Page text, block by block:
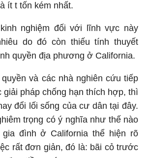
ít t tốn kém nhất.
nghiệm đối với lĩnh vực này
do đó còn thiếu tính thuyết
quyền địa phương ở California.
và các nhà nghiên cứu tiếp
giải pháp chống hạn thích hợp, thì
đổi lối sống của cư dân tại đây.
trọng có ý nghĩa như thế nào
đình ở California thể hiện rõ
rất đơn giản, đó là: bãi cỏ trước